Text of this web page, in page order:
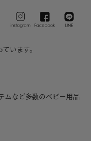
います。
ムなど多数のベビー用品